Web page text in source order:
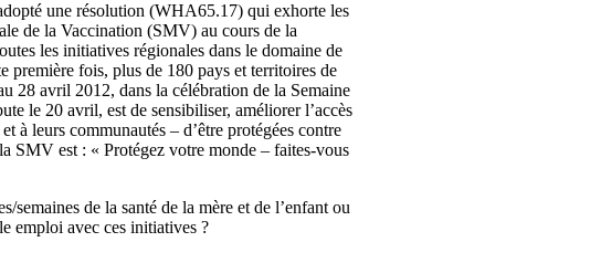
une résolution (WHA65.17) qui exhorte les
de la Vaccination (SMV) au cours de la
les initiatives régionales dans le domaine de
première fois, plus de 180 pays et territoires de
28 avril 2012, dans la célébration de la Semaine
le 20 avril, est de sensibiliser, améliorer l’accès
à leurs communautés – d’être protégées contre
SMV est : « Protégez votre monde – faites-vous
semaines de la santé de la mère et de l’enfant ou
emploi avec ces initiatives ?